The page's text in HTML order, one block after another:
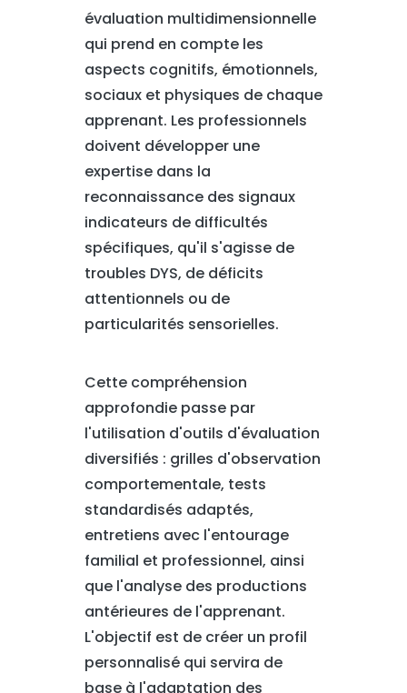
évaluation multidimensionnelle
qui prend en compte les
aspects cognitifs, émotionnels,
sociaux et physiques de chaque
apprenant. Les professionnels
doivent développer une
expertise dans la
reconnaissance des signaux
indicateurs de difficultés
spécifiques, qu'il s'agisse de
troubles DYS, de déficits
attentionnels ou de
particularités sensorielles.
Cette compréhension
approfondie passe par
l'utilisation d'outils d'évaluation
diversifiés : grilles d'observation
comportementale, tests
standardisés adaptés,
entretiens avec l'entourage
familial et professionnel, ainsi
que l'analyse des productions
antérieures de l'apprenant.
L'objectif est de créer un profil
personnalisé qui servira de
base à l'adaptation des